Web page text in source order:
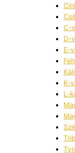
C-
D-
E-
K-
L-